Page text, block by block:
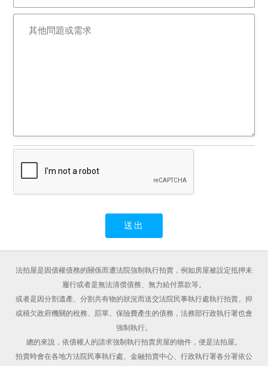
法拍屋是因債權債務的關係而遭法院強制執行拍賣，例如房屋被設定抵押未
履行或者是無法清償債務、無力給付票款等。
或者是因分割遺產、分割共有物的狀況而送交法院民事執行處執行拍賣。抑
或積欠政府機關的稅務、罰單、保險費產生的債務，法務部行政執行署也會
強制執行。
總的來說，依債權人的請求強制執行拍賣房屋的物件，便是法拍屋。
拍賣時會在各地方法院民事執行處、金融拍賣中心、行政執行署各分署依公